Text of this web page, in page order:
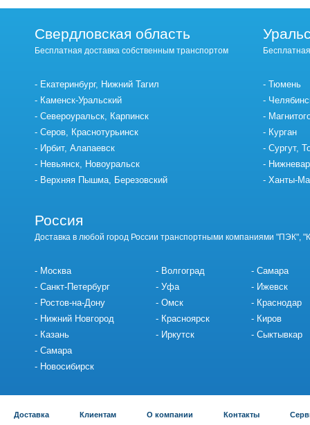
Свердловская область
Бесплатная доставка собственным транспортом
Екатеринбург, Нижний Тагил
Каменск-Уральский
Североуральск, Карпинск
Серов, Краснотурьинск
Ирбит, Алапаевск
Невьянск, Новоуральск
Верхняя Пышма, Березовский
Тюмень
Курган
Сургут,
Ханты-
Россия
Доставка в любой город России транспортными компаниями "ПЭК",
Москва
Санкт-Петербург
Ростов-на-Дону
Нижний Новгород
Казань
Самара
Новосибирск
Волгоград
Уфа
Омск
Красноярск
Иркутск
Самара
Ижевск
Краснодар
Киров
Сыктывкар
Доставка Клиентам О компании Контакты